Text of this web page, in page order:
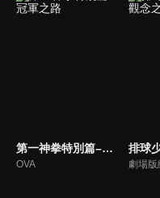
第一神拳特別篇–冠軍之路
OVA